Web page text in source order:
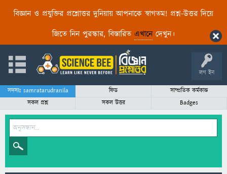
বিজ্ঞান ও প্রযুক্তির প্রশ্নোত্তর দুনিয়ায় আপনাকে স্বাগতম! প্রশ্ন-উত্তর দিয়ে
জিতে নিন পুরস্কার, বিস্তারিত এখানেদেখুন।
লগ ইন
সদস্যঃ samratarudranila ফিড
সাম্প্রতিক কর্মকান্ড
সকল প্রশ্ন
সকল উত্তর Badges